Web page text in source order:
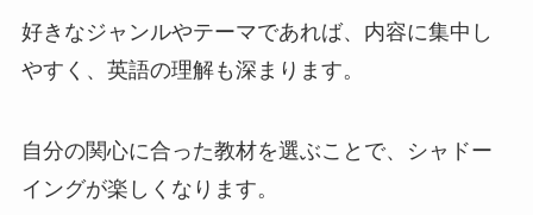
好きなジャンルやテーマであれば、内容に集中し
やすく、英語の理解も深まります。
自分の関心に合った教材を選ぶことで、シャドー
イングが楽しくなります。